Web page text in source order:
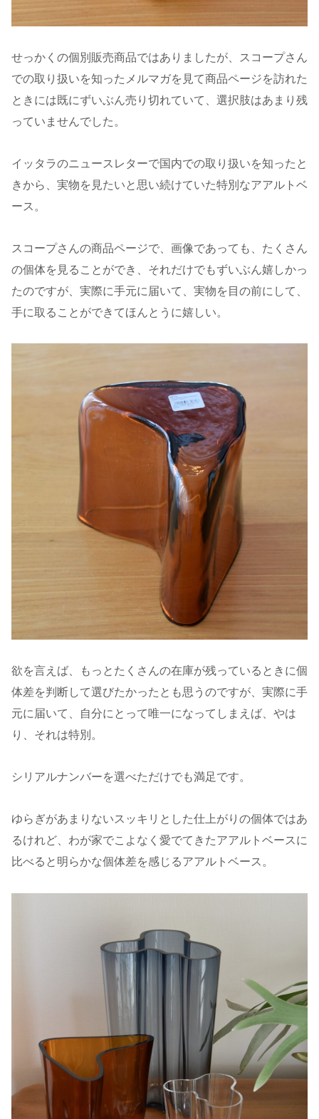
せっかくの個別販売商品ではありましたが、スコープさん
での取り扱いを知ったメルマガを見て商品ページを訪れた
ときには既にずいぶん売り切れていて、選択肢はあまり残
っていませんでした。
イッタラのニュースレターで国内での取り扱いを知ったと
きから、実物を見たいと思い続けていた特別なアアルトベ
ース。
スコープさんの商品ページで、画像であっても、たくさん
の個体を見ることができ、それだけでもずいぶん嬉しかっ
たのですが、実際に手元に届いて、実物を目の前にして、
手に取ることができてほんとうに嬉しい。
欲を言えば、もっとたくさんの在庫が残っているときに個
体差を判断して選びたかったとも思うのですが、実際に手
元に届いて、自分にとって唯一になってしまえば、やは
り、それは特別。
シリアルナンバーを選べただけでも満足です。
ゆらぎがあまりないスッキリとした仕上がりの個体ではあ
るけれど、わが家でこよなく愛でてきたアアルトベースに
比べると明らかな個体差を感じるアアルトベース。